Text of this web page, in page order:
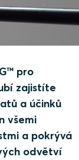
pro
zajistíte
a účinků
všemi
a pokrývá
odvětví